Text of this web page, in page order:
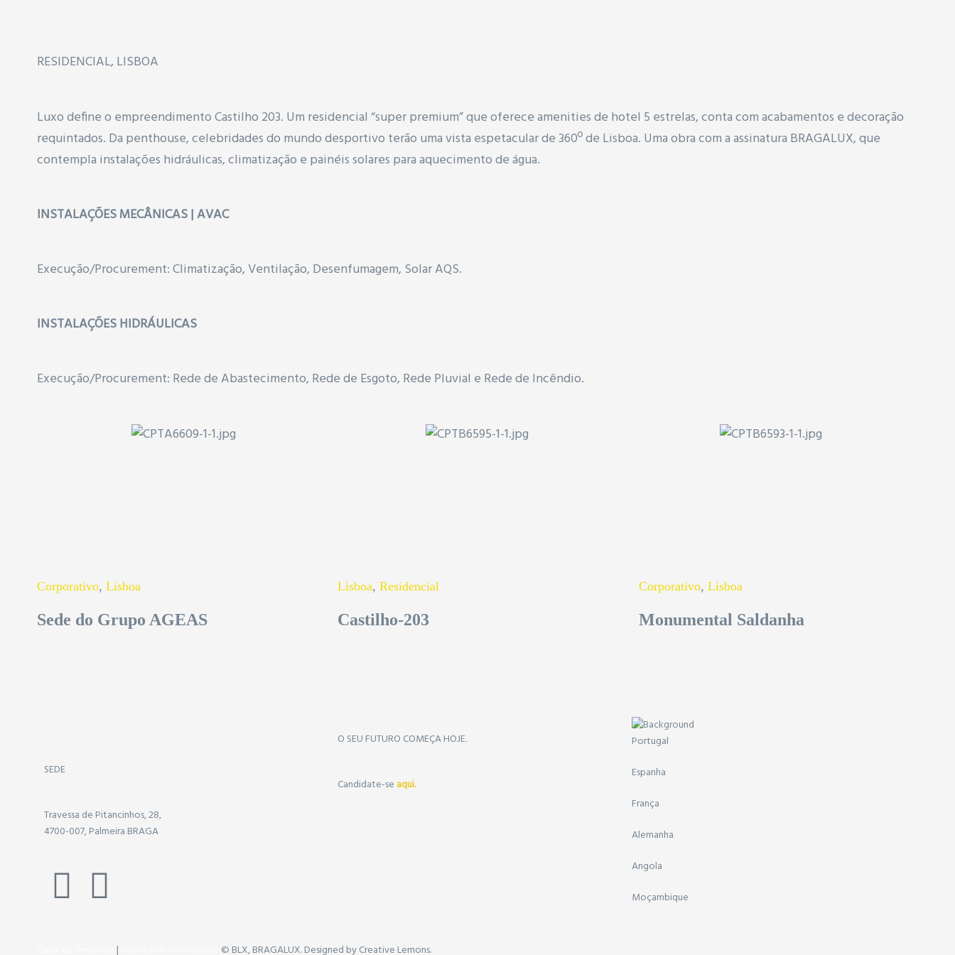
RESIDENCIAL, LISBOA
Luxo define o empreendimento Castilho 203. Um residencial “super premium” que oferece amenities de hotel 5 estrelas, conta com acabamentos e decoração
requintados. Da penthouse, celebridades do mundo desportivo terão uma vista espetacular de 360º de Lisboa. Uma obra com a assinatura BRAGALUX, que
contempla instalações hidráulicas, climatização e painéis solares para aquecimento de água.
INSTALAÇÕES MECÂNICAS | AVAC
Execução/Procurement: Climatização, Ventilação, Desenfumagem, Solar AQS.
INSTALAÇÕES HIDRÁULICAS
Execução/Procurement: Rede de Abastecimento, Rede de Esgoto, Rede Pluvial e Rede de Incêndio.
Corporativo, Lisboa
Sede do Grupo AGEAS
Lisboa,Residencial
Castilho-203
Corporativo, Lisboa
Monumental Saldanha
SEDE
Travessa de Pitancinhos, 28,
4700-007, Palmeira BRAGA
O SEU FUTURO COMEÇA HOJE.
Candidate-se aqui.
Portugal
Espanha
França
Alemanha
Angola
Moçambique
| © BLX, BRAGALUX. Designed byCreative Lemons.